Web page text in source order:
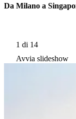
Da Milano a
1 di 14
Avvia slideshow